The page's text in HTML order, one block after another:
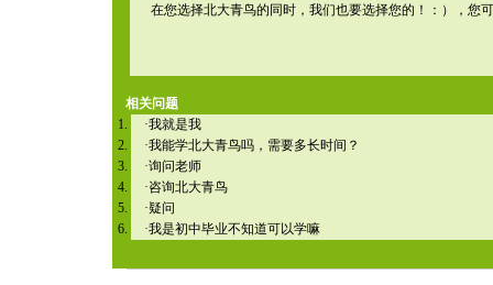
在您选择北大青鸟的同时，我们也要选择您的！：），您
相关问题
·我就是我
·我能学北大青鸟吗，需要多长时间？
·询问老师
·咨询北大青鸟
·疑问
·我是初中毕业不知道可以学嘛